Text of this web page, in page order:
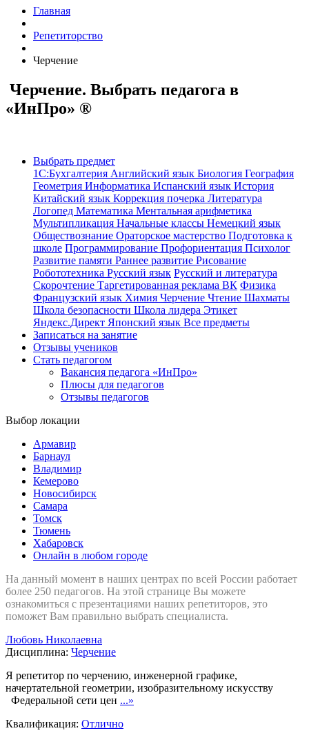
Главная
Репетиторство
Черчение
Черчение. Выбрать педагога в
«ИнПро» ®
Выбрать предмет
1С:Бухгалтерия Английский язык Биология География
Геометрия Информатика Испанский язык История
Китайский язык Коррекция почерка Литература
Логопед Математика Ментальная арифметика
Мультипликация Начальные классы Немецкий язык
Обществознание Ораторское мастерство Подготовка к
школе Программирование Профориентация Психолог
Развитие памяти Раннее развитие Рисование
Робототехника Русский язык Русский и литература
Скорочтение Таргетированная реклама ВК Физика
Французский язык Химия Черчение Чтение Шахматы
Школа безопасности Школа лидера Этикет
Яндекс.Директ Японский язык Все предметы
Записаться на занятие
Отзывы учеников
Стать педагогом
Вакансия педагога «ИнПро»
Плюсы для педагогов
Отзывы педагогов
Выбор локации
Армавир
Барнаул
Владимир
Кемерово
Новосибирск
Самара
Томск
Тюмень
Хабаровск
Онлайн в любом городе
На данный момент в наших центрах по всей России работает
более 250 педагогов. На этой странице Вы можете
ознакомиться с презентациями наших репетиторов, это
поможет Вам правильно выбрать специалиста.
Любовь Николаевна
Дисциплина: Черчение
Я репетитор по черчению, инженерной графике,
начертательной геометрии, изобразительному искусству
Федеральной сети цен ...»
Квалификация: Отлично